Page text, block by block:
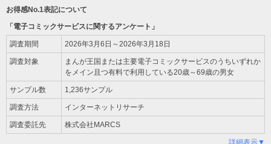
お得感No.1表記について
「電子コミックサービスに関するアンケート」
調査期間 2026年3月6日～2026年3月18日
調査対象
まんが王国または主要電子コミックサービスのうちいずれか
をメイン且つ有料で利用している20歳～69歳の男女
サンプル数 1,236サンプル
調査方法 インターネットリサーチ
調査委託先 株式会社MARCS
詳細表示▼